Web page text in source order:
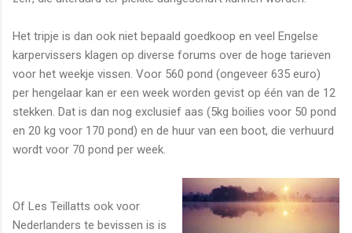
Het tripje is dan ook niet bepaald goedkoop en veel Engelse
karpervissers klagen op diverse forums over de hoge tarieven
voor het weekje vissen. Voor 560 pond (ongeveer 635 euro)
per hengelaar kan er een week worden gevist op één van de 12
stekken. Dat is dan nog exclusief aas (5kg boilies voor 50 pond
en 20 kg voor 170 pond) en de huur van een boot, die verhuurd
wordt voor 70 pond per week.
Of Les Teillatts ook voor
Nederlanders te bevissen is is